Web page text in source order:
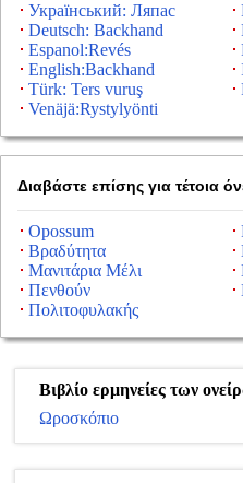
Український: Ляпас
Deutsch: Backhand
Espanol:Revés
English:Backhand
Türk: Ters vuruş
Venäjä:Rystylyönti
Διαβάστε επίσης για τέτοια
Opossum
Βραδύτητα
Μανιτάρια Μέλι
Πενθούν
Πολιτοφυλακής
Βιβλίο ερμηνείες των
Ωροσκόπιο